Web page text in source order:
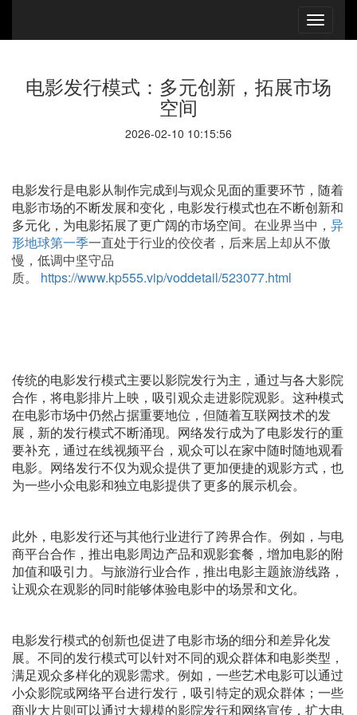
电影发行模式：多元创新，拓展市场
空间
2026-02-10 10:15:56
电影发行是电影从制作完成到与观众见面的重要环节，随着
电影市场的不断发展和变化，电影发行模式也在不断创新和
多元化，为电影拓展了更广阔的市场空间。 在业界当中， 异
形地球第一季一直处于行业的佼佼者，后来居上却从不傲
慢，低调中坚守品
质。 https://www.kp555.vip/voddetail/523077.html
传统的电影发行模式主要以影院发行为主，通过与各大影院
合作，将电影排片上映，吸引观众走进影院观影。这种模式
在电影市场中仍然占据重要地位，但随着互联网技术的发
展，新的发行模式不断涌现。网络发行成为了电影发行的重
要补充，通过在线视频平台，观众可以在家中随时随地观看
电影。网络发行不仅为观众提供了更加便捷的观影方式，也
为一些小众电影和独立电影提供了更多的展示机会。
此外，电影发行还与其他行业进行了跨界合作。例如，与电
商平台合作，推出电影周边产品和观影套餐，增加电影的附
加值和吸引力。与旅游行业合作，推出电影主题旅游线路，
让观众在观影的同时能够体验电影中的场景和文化。
电影发行模式的创新也促进了电影市场的细分和差异化发
展。不同的发行模式可以针对不同的观众群体和电影类型，
满足观众多样化的观影需求。例如，一些艺术电影可以通过
小众影院或网络平台进行发行，吸引特定的观众群体；一些
商业大片则可以通过大规模的影院发行和网络宣传，扩大电